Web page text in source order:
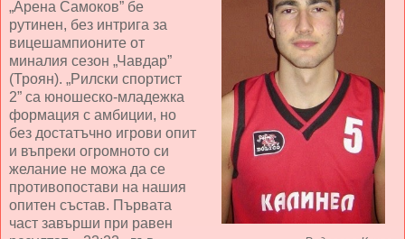
„Арена Самоков” бе
рутинен, без интрига за
вицешампионите от
миналия сезон „Чавдар”
(Троян). „Рилски спортист
2” са юношеско-младежка
формация с амбиции, но
без достатъчно игрови опит
и въпреки огромното си
желание не можа да се
противопостави на нашия
опитен състав. Първата
част завърши при равен